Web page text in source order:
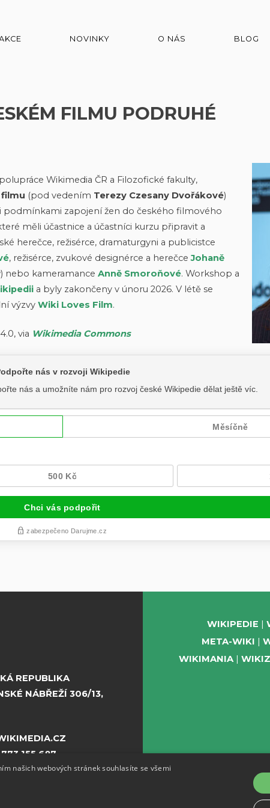
NOVINKY O NÁS BLOG
FILMU PODRUHÉ
Wikimedia ČR a Filozofické fakulty,
(pod vedením Terezy Czesany Dvořákové)
zapojení žen do českého filmového
měli účastnice a účastníci kurzu připravit a
herečce, režisérce, dramaturgyni a publicistce
, režisérce, zvukové designérce a herečceJohaně
nebo kameramance Anně Smoroňové. Workshop a
a byly zakončeny v únoru 2026. V létě se
výzvy Wiki Loves Film.
via Wikimedia Commons
REPUBLIKA
NÁBŘEŽÍ 306/13,
155 687
WIKIPEDIE
META-WIKI
WIKIMANIA
našich webových stránek souhlasíte se všemi